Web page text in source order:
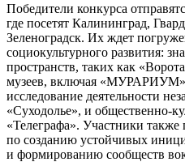
Победители конкурса
где посетят Калининград,
Зеленоградск. Их ждет
социокультурного развития:
пространств, таких как
музеев, включая
исследование деятельности
«Суходолье», и общественно-
«Телеграфа». Участники
по созданию устойчивых
и формированию сообществ